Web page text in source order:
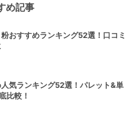
め記事
おすすめランキング52選！口コミ
気ランキング52選！パレット&単
比較！